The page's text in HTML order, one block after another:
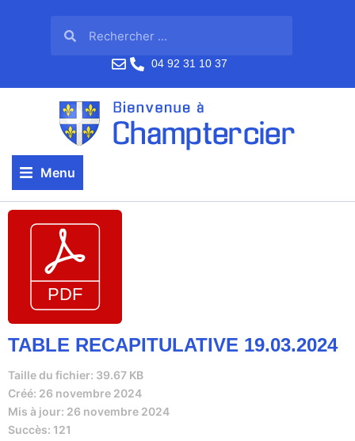
04 92 31 10 37
Menu
TABLE RECAPITULATIVE 19.03.2024
Taille du fichier: 39.67 KB
Créé: 26 novembre 2024
Mis à jour: 26 novembre 2024
Succès: 121